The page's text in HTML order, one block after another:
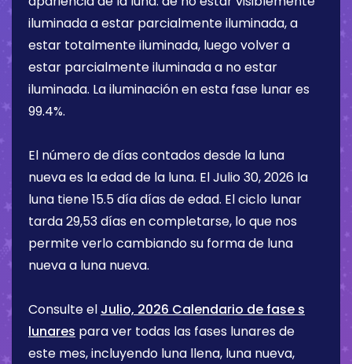
iluminada a estar parcialmente iluminada, a
estar totalmente iluminada, luego volver a
estar parcialmente iluminada a no estar
iluminada. La iluminación en esta fase lunar es
99.4%.
El número de días contados desde la luna
nueva es la edad de la luna. ElJulio 30, 2026 la
luna tiene15.5 díadías de edad. El ciclo lunar
tarda 29,53 días en completarse, lo que nos
permite verlo cambiando su forma de luna
nueva a luna nueva.
Consulte el Julio, 2026 Calendario de fase s
lunares para ver todas las fases lunares de
este mes, incluyendo luna llena, luna nueva,